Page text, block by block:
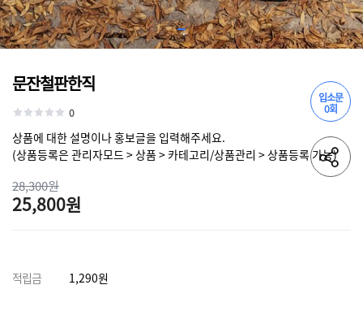
입소문
0회
문잔철판한직
0
상품에 대한 설명이나 홍보글을 입력해주세요.
(상품등록은 관리자모드 > 상품 > 카테고리/상품관리 > 상품등록 가능)
28,300원
25,800원
적립금 1,290원